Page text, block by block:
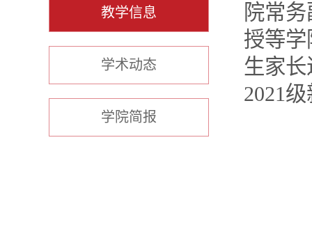
教学信息
学术动态
学院简报
院常
授等
生家
2021